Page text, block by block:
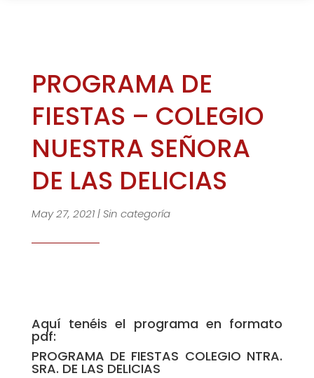
PROGRAMA DE
FIESTAS – COLEGIO
NUESTRA SEÑORA
DE LAS DELICIAS
May 27, 2021|Sin categoría
Aquí tenéis el programa en formato
pdf:
PROGRAMA DE FIESTAS COLEGIO NTRA.
SRA. DE LAS DELICIAS